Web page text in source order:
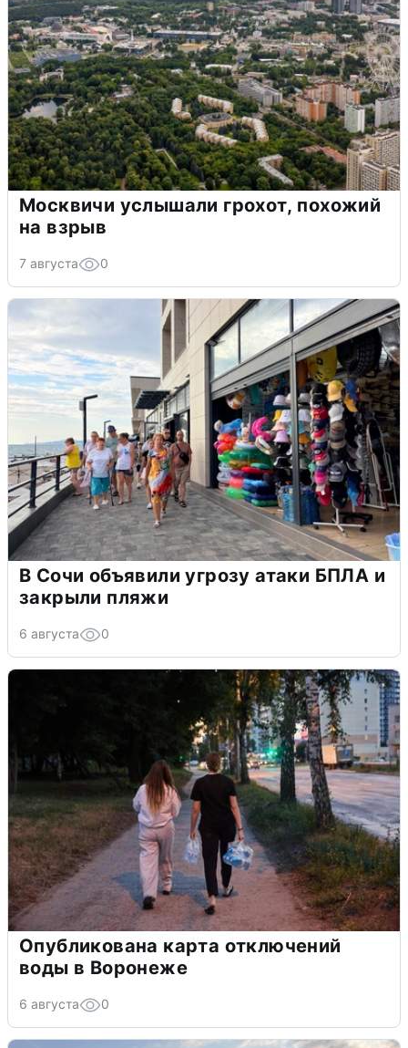
Москвичи услышали грохот, похожий
на взрыв
7 августа 0
В Сочи объявили угрозу атаки БПЛА и
закрыли пляжи
6 августа 0
Опубликована карта отключений
воды в Воронеже
6 августа 0